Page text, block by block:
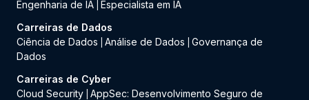
Engenharia de IA Especialista em IA
Carreiras de Dados
Ciência de Dados
Análise de Dados
Governança de
Dados
Carreiras de Cyber
Cloud Security AppSec: Desenvolvimento Seguro de